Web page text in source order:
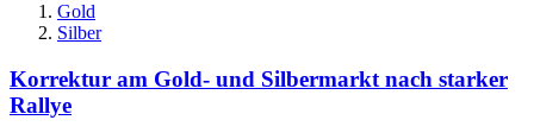
Gold
Silber
Korrektur am Gold- und Silbermarkt nach starker
Rallye